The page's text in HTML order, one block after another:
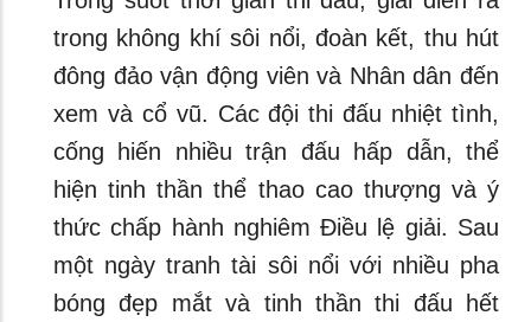
trong không khí sôi nổi, đoàn kết, thu hút
đông đảo vận động viên và Nhân dân đến
xem và cổ vũ. Các đội thi đấu nhiệt tình,
cống hiến nhiều trận đấu hấp dẫn, thể
hiện tinh thần thể thao cao thượng và ý
thức chấp hành nghiêm Điều lệ giải. Sau
một ngày tranh tài sôi nổi với nhiều pha
bóng đẹp mắt và tinh thần thi đấu hết